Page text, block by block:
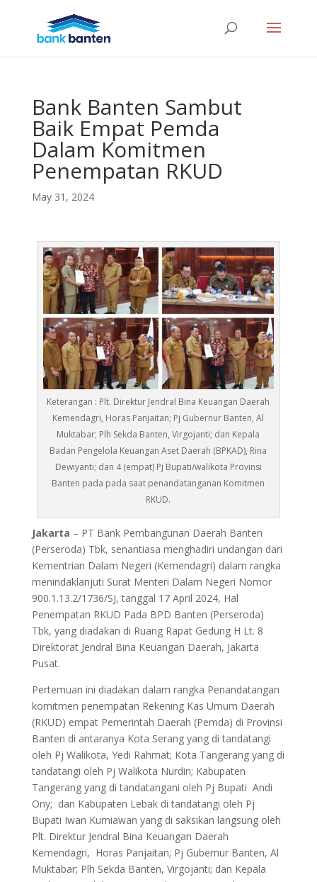
Bank Banten Sambut
Baik Empat Pemda
Dalam Komitmen
Penempatan RKUD
May 31, 2024
Keterangan : Plt. Direktur Jendral Bina Keuangan Daerah
Kemendagri, Horas Panjaitan; Pj Gubernur Banten, Al
Muktabar; Plh Sekda Banten, Virgojanti; dan Kepala
Badan Pengelola Keuangan Aset Daerah (BPKAD), Rina
Dewiyanti; dan 4 (empat) Pj Bupati/walikota Provinsi
Banten pada pada saat penandatanganan Komitmen
RKUD.
Jakarta – PT Bank Pembangunan Daerah Banten
(Perseroda) Tbk, senantiasa menghadiri undangan dari
Kementrian Dalam Negeri (Kemendagri) dalam rangka
menindaklanjuti Surat Menteri Dalam Negeri Nomor
900.1.13.2/1736/SJ, tanggal 17 April 2024, Hal
Penempatan RKUD Pada BPD Banten (Perseroda)
Tbk, yang diadakan di Ruang Rapat Gedung H Lt. 8
Direktorat Jendral Bina Keuangan Daerah, Jakarta
Pusat.
Pertemuan ini diadakan dalam rangka Penandatangan
komitmen penempatan Rekening Kas Umum Daerah
(RKUD) empat Pemerintah Daerah (Pemda) di Provinsi
Banten di antaranya Kota Serang yang di tandatangi
oleh Pj Walikota, Yedi Rahmat; Kota Tangerang yang di
tandatangi oleh Pj Walikota Nurdin; Kabupaten
Tangerang yang di tandatangani oleh Pj Bupati Andi
Ony; dan Kabupaten Lebak di tandatangi oleh Pj
Bupati Iwan Kurniawan yang di saksikan langsung oleh
Plt. Direktur Jendral Bina Keuangan Daerah
Kemendagri, Horas Panjaitan; Pj Gubernur Banten, Al
Muktabar; Plh Sekda Banten, Virgojanti; dan Kepala